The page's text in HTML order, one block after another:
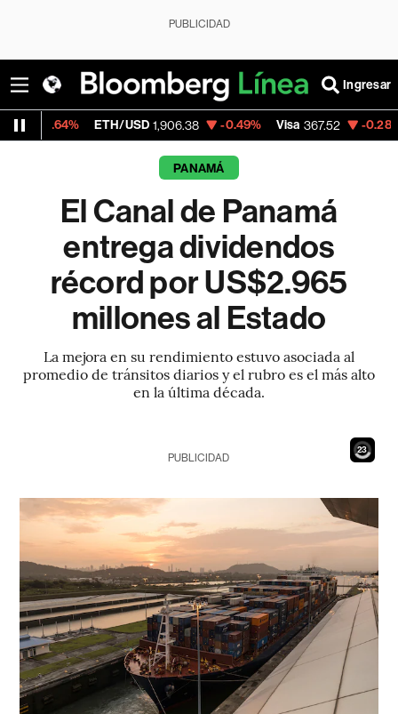
PUBLICIDAD
Ingresar
ETH/USD 1,906.38 -0.49% Visa 367.52 -0.28%
PANAMÁ
El Canal de Panamá
entrega dividendos
récord por US$2.965
millones al Estado
La mejora en su rendimiento estuvo asociada al
promedio de tránsitos diarios y el rubro es el más alto
en la última década.
21
PUBLICIDAD